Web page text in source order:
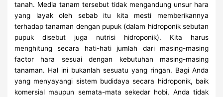
tanah. Media tanam tersebut tidak mengandung unsur hara
yang layak oleh sebab itu kita mesti memberikannya
terhadap tanaman dengan pupuk (dalam hidroponik sebutan
pupuk disebut juga nutrisi hidroponik). Kita harus
menghitung secara hati-hati jumlah dari masing-masing
factor hara sesuai dengan kebutuhan masing-masing
tanaman. Hal ini bukanlah sesuatu yang ringan. Bagi Anda
yang menyayangi sistem budidaya secara hidroponik, baik
komersial maupun semata-mata sekedar hobi, Anda tidak